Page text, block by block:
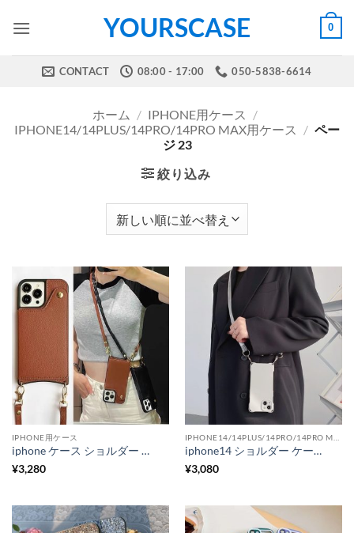
YOURSCASE 0
CONTACT 08:00 - 17:00 050-5838-6614
ホーム / IPHONE用ケース
/
IPHONE14/14PLUS/14PRO/14PRO MAX用ケース
/ ペー
ジ 23
絞り込み
IPHONE用ケース
iphone ケース ショルダー 韓国 iphone14/14plus ケース ミラー 付き ic カード アイフォン13pro/13promax/12 カバー 子育て ママ スマホケース
¥3,280
iphone14 ショルダー ケース 人気 iphone14pro/13/13promax スマホケース 肩掛け 韓国 iphone12/11 ケース 耐 衝撃
¥3,080